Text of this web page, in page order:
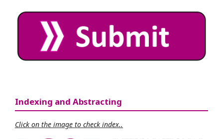
Indexing and Abstracting
Click on the image to check index..